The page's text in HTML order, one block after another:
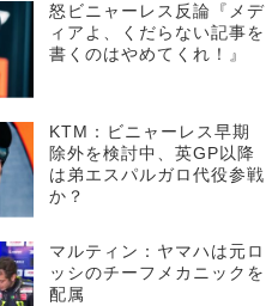
怒ビニャーレス反論『メデ
ィアよ、くだらない記事を
書くのはやめてくれ！』
KTM：ビニャーレス早期
除外を検討中、英GP以降
は弟エスパルガロ代役参戦
か？
マルティン：ヤマハは元ロ
ッシのチーフメカニックを
配属